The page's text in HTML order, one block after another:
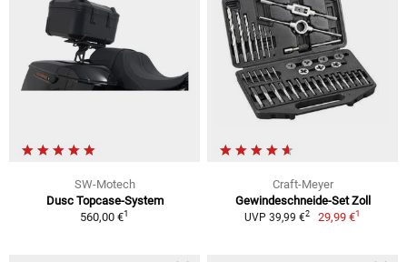
SW-Motech
Dusc Topcase-System
560,00 €1
Craft-Meyer
Gewindeschneide-Set Zoll
UVP 39,99 €2 29,99 €1